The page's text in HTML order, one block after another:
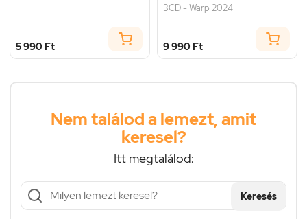
5 990 Ft
3CD - Warp 2024
9 990 Ft
Nem találod a lemezt, amit
keresel?
Itt megtalálod:
Keresés